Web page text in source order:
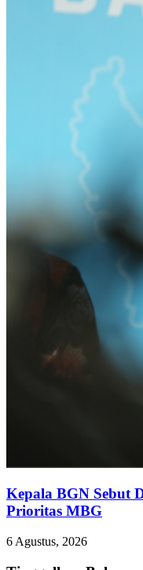
Kepala BGN Sebut
Prioritas MBG
6 Agustus, 2026